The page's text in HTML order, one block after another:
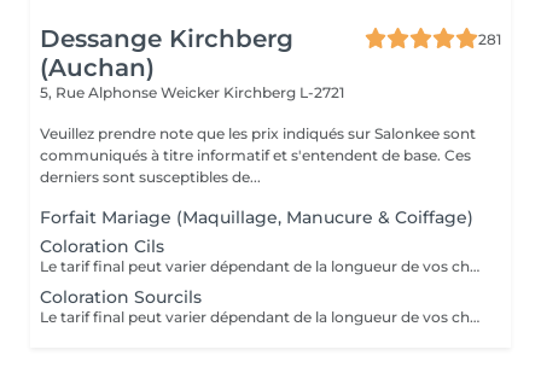
Dessange Kirchberg
(Auchan)
281
5, Rue Alphonse Weicker Kirchberg L-2721
Veuillez prendre note que les prix indiqués sur Salonkee sont
communiqués à titre informatif et s'entendent de base. Ces
derniers sont susceptibles de...
Forfait Mariage (Maquillage, Manucure & Coiffage)
Coloration Cils
Le tarif final peut varier dépendant de la longueur de vos cheveux ainsi que des soins et produits utilisés.
Coloration Sourcils
Le tarif final peut varier dépendant de la longueur de vos cheveux ainsi que des soins et produits utilisés.